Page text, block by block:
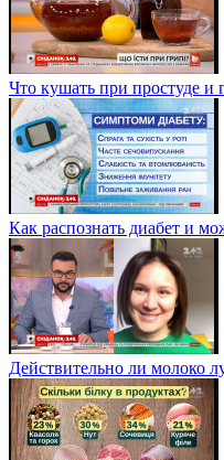
Что кушать при простуде и
Как распознать диабет и
Действительно ли молоко